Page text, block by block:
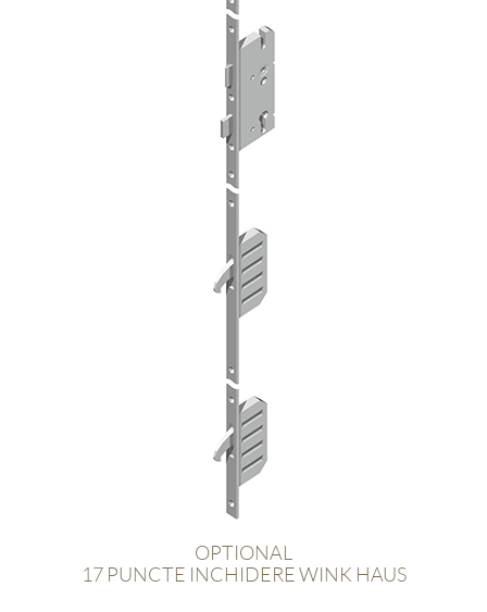
OPTIONAL
17 PUNCTE INCHIDERE WINK HAUS